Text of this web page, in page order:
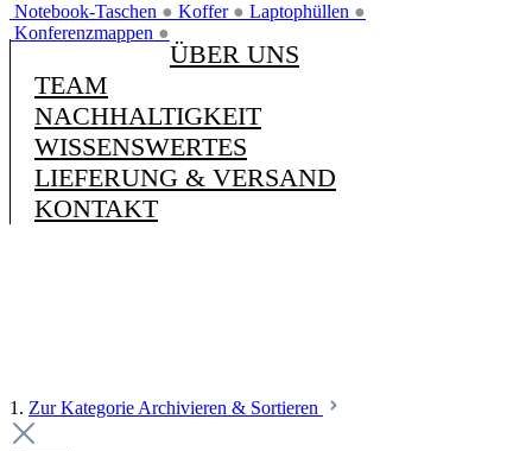
Notebook-Taschen ● Koffer ● Laptophüllen ●
Konferenzmappen ●
ÜBER UNS
TEAM
NACHHALTIGKEIT
WISSENSWERTES
LIEFERUNG & VERSAND
KONTAKT
1. Zur Kategorie Archivieren & Sortieren